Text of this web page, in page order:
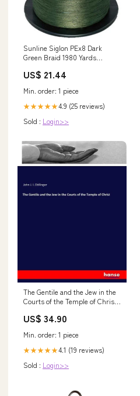
Sunline Siglon PEx8 Dark
Green Braid 1980 Yards
US$ 21.44
Min. order: 1 piece
★★★★★4.9 (25 reviews)
Sold : Login>>
The Gentile and the Jew in the
Courts of the Temple of Christ
9783337007874
US$ 34.90
Min. order: 1 piece
★★★★★4.1 (19 reviews)
Sold : Login>>